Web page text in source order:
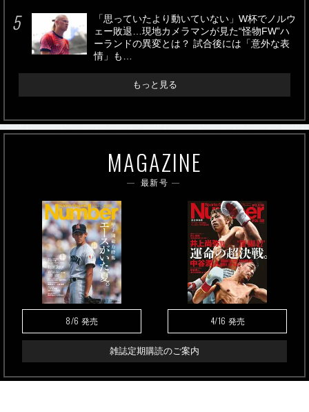
「思っていたより動いていない」W杯でノルウ
ェー敗退…現地カメラマンが見た“怪物FW”ハ
ーランドの異変とは？ 試合後には「意外な表
情」も…
もっと見る
MAGAZINE
最新号
8/6 発売 4/16 発売
雑誌定期購読のご案内